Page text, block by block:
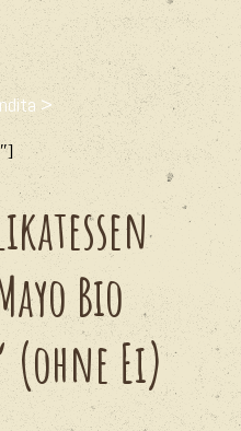
>
Bio
(ohne Ei)